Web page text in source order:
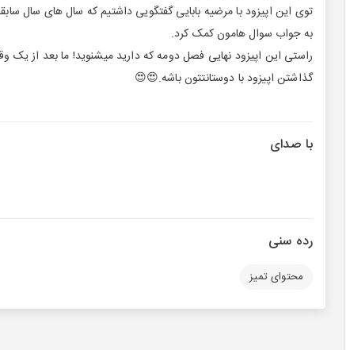
توی این اپیزود با مرضیه بابایی گفتگویی داشتیم که سال های سال
به جواب سوال هامون کمک کرد.
راستی این اپیزود نهایی فصل دومه که دارید میشنوید! ما بعد از یک
گذاشتن اپیزود با دوستانتتون باشه.😍😍
با صدای
رده سنی
محتوای تمیز